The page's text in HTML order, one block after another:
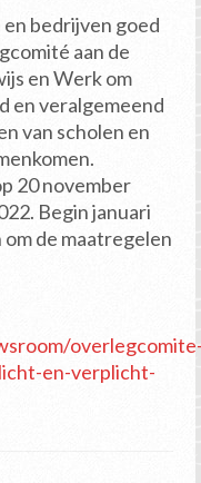
bedrijven goed
aan de
en Werk om
en veralgemeend
van scholen en
20 november
Begin januari
de maatregelen
en-verplicht-